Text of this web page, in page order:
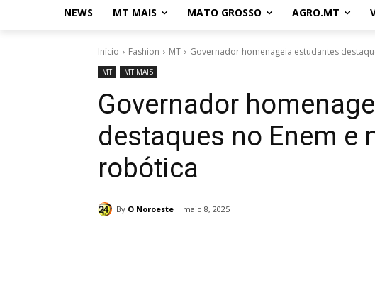
NEWS MT MAIS MATO GROSSO AGRO.MT
Início Fashion MT Governador homenageia estudantes
MT MT MAIS
Governador
destaques no Enem e
robótica
By O Noroeste maio 8, 2025